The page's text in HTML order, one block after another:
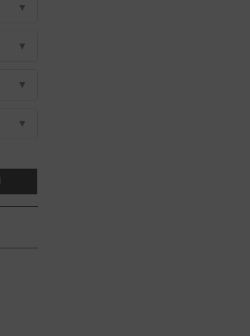
▼
▼
▼
▼